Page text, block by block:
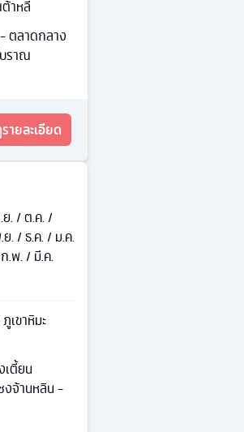
ณต้าหลี่
ตลาดกลาง
ราณ
ายละเอียด
. / ต.ค. /
. / ธ.ค. / ม.ค.
.พ. / มี.ค.
เขาหิมะ
ตี้ยน
งจ้านหลิน -